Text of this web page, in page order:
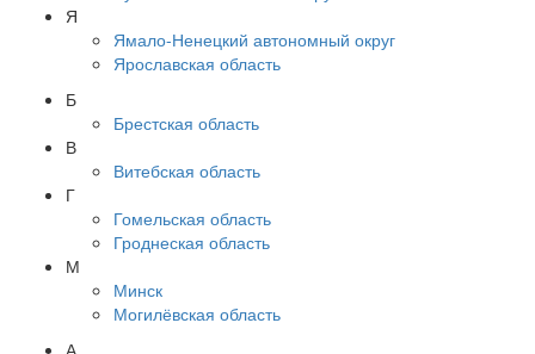
Я
Ямало-Ненецкий автономный округ
Ярославская область
Б
Брестская область
В
Витебская область
Г
Гомельская область
Гроднеская область
М
Минск
Могилёвская область
А